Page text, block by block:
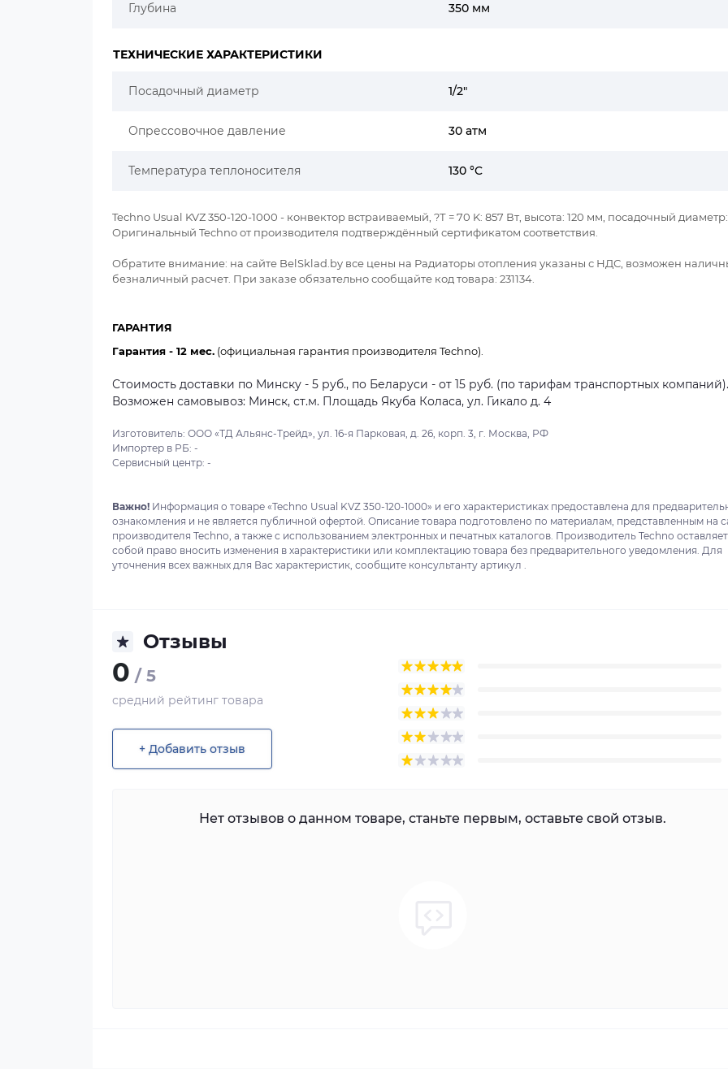
Глубина 350 мм
ТЕХНИЧЕСКИЕ ХАРАКТЕРИСТИКИ
Посадочный диаметр 1/2"
Опрессовочное давление 30 атм
Температура теплоносителя 130 °C
Techno Usual KVZ 350-120-1000 - конвектор встраиваемый, ?Т = 70 K: 857 Вт, высота: 120 мм, посадочный диаметр:
Оригинальный Techno от производителя подтверждённый сертификатом соответствия.
Обратите внимание: на сайте BelSklad.by все цены на Радиаторы отопления указаны с НДС, возможен
безналичный расчет. При заказе обязательно сообщайте код товара: 231134.
ГАРАНТИЯ
Гарантия - 12 мес. (официальная гарантия производителя Techno).
Стоимость доставки по Минску - 5 руб., по Беларуси - от 15 руб. (по тарифам транспортных компаний).
Возможен самовывоз: Минск, ст.м. Площадь Якуба Коласа, ул. Гикало д. 4
Изготовитель: ООО «ТД Альянс-Трейд», ул. 16-я Парковая, д. 26, корп. 3, г. Москва, РФ
Импортер в РБ: -
Сервисный центр: -
Важно! Информация о товаре «Techno Usual KVZ 350-120-1000» и его характеристиках предоставлена для
ознакомления и не является публичной офертой. Описание товара подготовлено по материалам, представленным на
производителя Techno, а также с использованием электронных и печатных каталогов. Производитель Techno оставляет
собой право вносить изменения в характеристики или комплектацию товара без предварительного уведомления. Для
уточнения всех важных для Вас характеристик, сообщите консультанту артикул .
Отзывы
0 / 5
средний рейтинг товара
+ Добавить отзыв
Нет отзывов о данном товаре, станьте первым, оставьте свой отзыв.